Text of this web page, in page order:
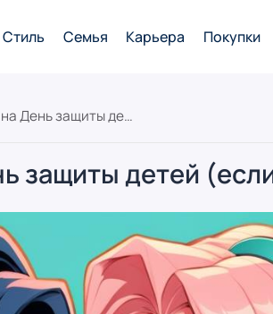
Стиль Семья Карьера Покупки
Что подарить женщине на День защиты детей (если мама)
защиты детей